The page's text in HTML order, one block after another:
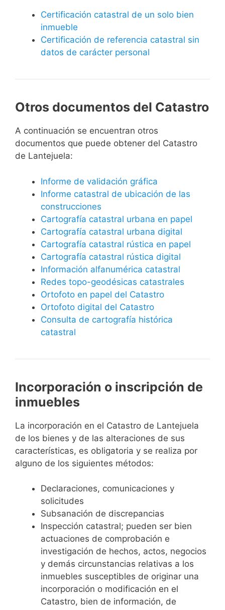
Certificación catastral de un solo bien
inmueble
Certificación de referencia catastral sin
datos de carácter personal
Otros documentos del Catastro
A continuación se encuentran otros
documentos que puede obtener del Catastro
de Lantejuela:
Informe de validación gráfica
Informe catastral de ubicación de las
construcciones
Cartografía catastral urbana en papel
Cartografía catastral urbana digital
Cartografía catastral rústica en papel
Cartografía catastral rústica digital
Información alfanumérica catastral
Redes topo-geodésicas catastrales
Ortofoto en papel del Catastro
Ortofoto digital del Catastro
Consulta de cartografía histórica
catastral
Incorporación o inscripción de
inmuebles
La incorporación en el Catastro de Lantejuela
de los bienes y de las alteraciones de sus
características, es obligatoria y se realiza por
alguno de los siguientes métodos:
Declaraciones, comunicaciones y
solicitudes
Subsanación de discrepancias
Inspección catastral; pueden ser bien
actuaciones de comprobación e
investigación de hechos, actos, negocios
y demás circunstancias relativas a los
inmuebles susceptibles de originar una
incorporación o modificación en el
Catastro, bien de información, de